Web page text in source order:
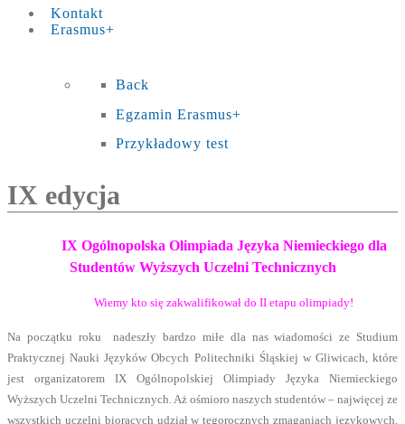
Kontakt
Erasmus+
Back
Egzamin Erasmus+
Przykładowy test
IX edycja
IX Ogólnopolska Olimpiada Języka Niemieckiego dla
Studentów Wyższych Uczelni Technicznych
Wiemy kto się zakwalifikował do II etapu olimpiady!
Na początku roku nadeszły bardzo miłe dla nas wiadomości ze Studium
Praktycznej Nauki Języków Obcych Politechniki Śląskiej w Gliwicach, które
jest organizatorem IX Ogólnopolskiej Olimpiady Języka Niemieckiego
Wyższych Uczelni Technicznych. Aż ośmioro naszych studentów – najwięcej ze
wszystkich uczelni biorących udział w tegorocznych zmaganiach językowych,